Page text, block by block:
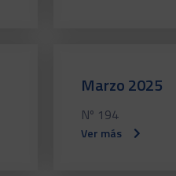
Marzo 2025
Nº 194
Ver más